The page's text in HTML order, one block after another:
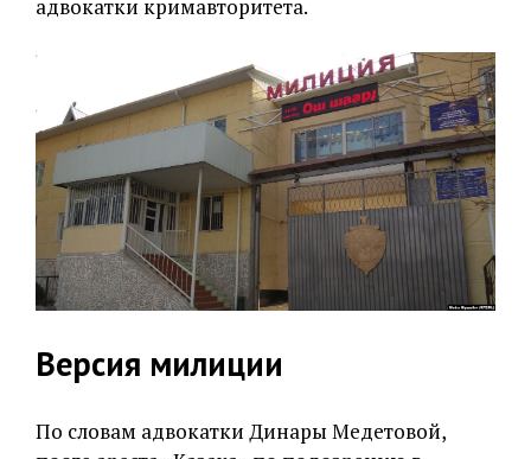
адвокатки кримавторитета.
Версия милиции
По словам адвокатки Динары Медетовой,